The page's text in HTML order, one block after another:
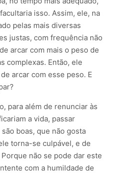
isso. Assim, ele, na
pelas mais diversas
justas, com frequência não
arcar com mais o peso de
complexas. Então, ele
arcar com esse peso. E
para além de renunciar às
a vida, passar
boas, que não gosta
torna-se culpável, e de
não se pode dar este
com a humildade de